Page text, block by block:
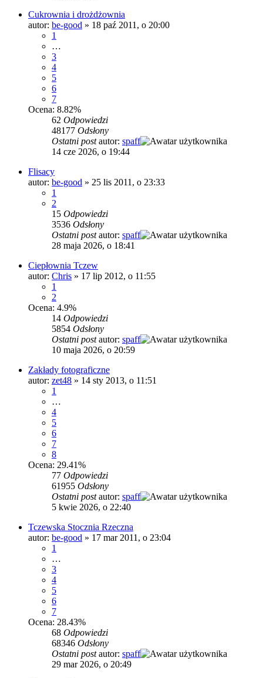
Cukrownia i drożdżownia
autor: be-good » 18 paź 2011, o 20:00
1
…
3
4
5
6
7
Ocena: 8.82%
62 Odpowiedzi
48177 Odsłony
Ostatni postautor: spaff
14 cze 2026, o 19:44
Flisacy
autor: be-good » 25 lis 2011, o 23:33
1
2
15 Odpowiedzi
3536 Odsłony
Ostatni postautor: spaff
28 maja 2026, o 18:41
Ciepłownia Tczew
autor: Chris » 17 lip 2012, o 11:55
1
2
Ocena: 4.9%
14 Odpowiedzi
5854 Odsłony
Ostatni postautor: spaff
10 maja 2026, o 20:59
Zakłady fotograficzne
autor: zet48 » 14 sty 2013, o 11:51
1
…
4
5
6
7
8
Ocena: 29.41%
77 Odpowiedzi
61955 Odsłony
Ostatni postautor: spaff
5 kwie 2026, o 22:40
Tczewska Stocznia Rzeczna
autor: be-good » 17 mar 2011, o 23:04
1
…
3
4
5
6
7
Ocena: 28.43%
68 Odpowiedzi
68346 Odsłony
Ostatni postautor: spaff
29 mar 2026, o 20:49